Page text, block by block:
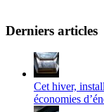
Derniers articles
Cet hiver,
économies